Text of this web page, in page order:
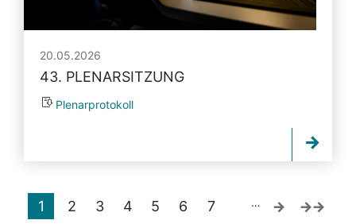
20.05.2026
43. PLENARSITZUNG
Plenarprotokoll
1 2 3 4 5 6 7 …